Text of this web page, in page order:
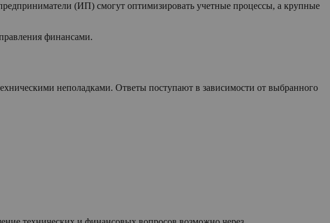
(ИП) смогут оптимизировать учетные процессы, а крупные
финансами.
неполадками. Ответы поступают в зависимости от выбранного